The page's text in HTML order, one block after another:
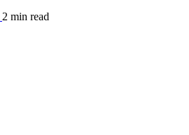
2 min read